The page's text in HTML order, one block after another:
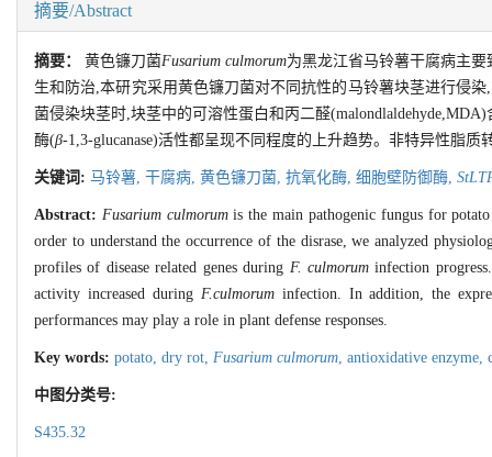
摘要/Abstract
摘要： 黄色镰刀菌Fusarium culmorum为黑龙江省马铃薯干腐病主
生和防治,本研究采用黄色镰刀菌对不同抗性的马铃薯块茎进行侵
菌侵染块茎时,块茎中的可溶性蛋白和丙二醛
酶(β-1,3-glucanase)活性都呈现不同程度的上升趋势。非特异性脂质
关键词: 马铃薯, 干腐病, 黄色镰刀菌, 抗氧化酶, 细胞壁防御酶,
Abstract: Fusarium culmorumis the main pathogenic fungus for
order to understand the occurrence of the disrase, we analyzed
profiles of disease related genes during F. culmoruminfection
activity increased during F.culmoruminfection. In addition, the
performances may play a role in plant defense responses.
Key words: potato, dry rot, Fusarium culmorum, antioxidative enzyme,
中图分类号:
S435.32